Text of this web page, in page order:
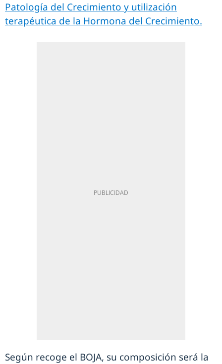
Patología del Crecimiento y utilización
terapéutica de la Hormona del Crecimiento.
Según recoge el BOJA, su composición será la